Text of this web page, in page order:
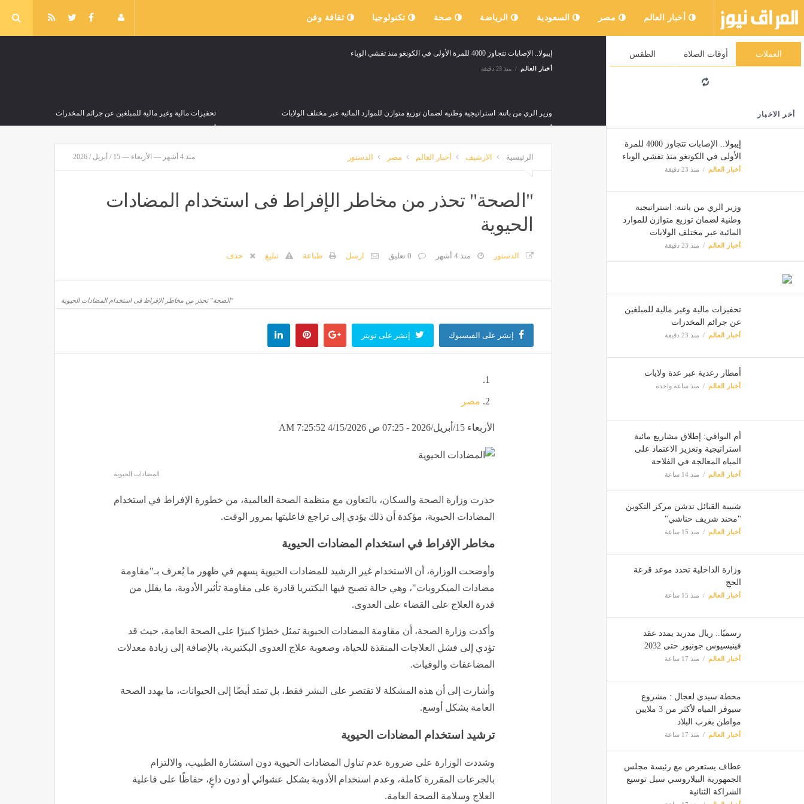
أخبار العالم مصر السعودية الرياضة صحة تكنولوجيا ثقافة وفن
العملات أوقات الصلاة الطقس
أخر الاخبار
إيبولا.. الإصابات تتجاوز 4000 للمرة
الأولى في الكونغو منذ تفشي الوباء
أخبار العالم منذ 23 دقيقة
وزير الري من باتنة: استراتيجية
وطنية لضمان توزيع متوازن للموارد
المائية عبر مختلف الولايات
أخبار العالم منذ 23 دقيقة
تحفيزات مالية وغير مالية للمبلغين
عن جرائم المخدرات
أخبار العالم منذ 23 دقيقة
أمطار رعدية عبر عدة ولايات
أخبار العالم منذ ساعة واحدة
أم البواقي: إطلاق مشاريع مائية
استراتيجية وتعزيز الاعتماد على
المياه المعالجة في الفلاحة
أخبار العالم منذ 14 ساعة
شبيبة القبائل تدشن مركز التكوين
"محند شريف حناشي"
أخبار العالم منذ 15 ساعة
وزارة الداخلية تحدد موعد قرعة
الحج
أخبار العالم منذ 15 ساعة
رسميًا.. ريال مدريد يمدد عقد
فينيسيوس جونيور حتى 2032
أخبار العالم منذ 17 ساعة
محطة سيدي لعجال : مشروع
سيوفر المياه لأكثر من 3 ملايين
مواطن بغرب البلاد
أخبار العالم منذ 17 ساعة
عطاف يستعرض مع رئيسة مجلس
الجمهورية البيلاروسي سبل توسيع
الشراكة الثنائية
إيبولا.. الإصابات تتجاوز 4000 للمرة الأولى في الكونغو منذ تفشي الوباء
أخبار العالم منذ 23 دقيقة
وزير الري من باتنة: استراتيجية وطنية لضمان توزيع متوازن للموارد المائية عبر مختلف الولايات تحفيزات مالية وغير مالية للمبلغين عن جرائم المخدرات
أمطار رعدية عبر عدة ولايات
الرئيسية الارشيف أخبار العالم مصر الدستور منذ 4 أشهر — الأربعاء — 15 / أبريل / 2026
"الصحة" تحذر من مخاطر الإفراط فى استخدام المضادات
الحيوية
الدستور منذ 4 أشهر 0 تعليق ارسل طباعة تبليغ حذف
"الصحة" تحذر من مخاطر الإفراط فى استخدام المضادات الحيوية
إنشر على الفيسبوك إنشر على تويتر
مصر
الأربعاء 15/أبريل/2026 - 07:25 ص 4/15/2026 7:25:52 AM
المضادات الحيوية
حذرت وزارة الصحة والسكان، بالتعاون مع منظمة الصحة العالمية، من خطورة الإفراط في استخدام
المضادات الحيوية، مؤكدة أن ذلك يؤدي إلى تراجع فاعليتها بمرور الوقت.
مخاطر الإفراط في استخدام المضادات الحيوية
وأوضحت الوزارة، أن الاستخدام غير الرشيد للمضادات الحيوية يسهم في ظهور ما يُعرف بـ"مقاومة
مضادات الميكروبات"، وهي حالة تصبح فيها البكتيريا قادرة على مقاومة تأثير الأدوية، ما يقلل من
قدرة العلاج على القضاء على العدوى.
وأكدت وزارة الصحة، أن مقاومة المضادات الحيوية تمثل خطرًا كبيرًا على الصحة العامة، حيث قد
تؤدي إلى فشل العلاجات المنقذة للحياة، وصعوبة علاج العدوى البكتيرية، بالإضافة إلى زيادة معدلات
المضاعفات والوفيات.
وأشارت إلى أن هذه المشكلة لا تقتصر على البشر فقط، بل تمتد أيضًا إلى الحيوانات، ما يهدد الصحة
العامة بشكل أوسع.
ترشيد استخدام المضادات الحيوية
وشددت الوزارة على ضرورة عدم تناول المضادات الحيوية دون استشارة الطبيب، والالتزام
بالجرعات المقررة كاملة، وعدم استخدام الأدوية بشكل عشوائي أو دون داعٍ، حفاظًا على فاعلية
العلاج وسلامة الصحة العامة.